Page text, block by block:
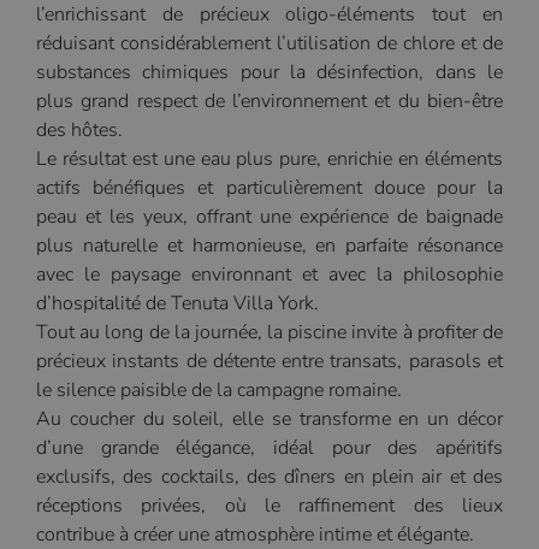
l’enrichissant de précieux oligo-éléments tout en
réduisant considérablement l’utilisation de chlore et de
substances chimiques pour la désinfection, dans le
plus grand respect de l’environnement et du bien-être
des hôtes.
Le résultat est une eau plus pure, enrichie en éléments
actifs bénéfiques et particulièrement douce pour la
peau et les yeux, offrant une expérience de baignade
plus naturelle et harmonieuse, en parfaite résonance
avec le paysage environnant et avec la philosophie
d’hospitalité de Tenuta Villa York.
Tout au long de la journée, la piscine invite à profiter de
précieux instants de détente entre transats, parasols et
le silence paisible de la campagne romaine.
Au coucher du soleil, elle se transforme en un décor
d’une grande élégance, idéal pour des apéritifs
exclusifs, des cocktails, des dîners en plein air et des
réceptions privées, où le raffinement des lieux
contribue à créer une atmosphère intime et élégante.